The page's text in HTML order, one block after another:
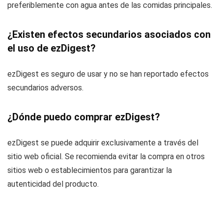
preferiblemente con agua antes de las comidas principales.
¿Existen efectos secundarios asociados con
el uso de ezDigest?
ezDigest es seguro de usar y no se han reportado efectos
secundarios adversos.
¿Dónde puedo comprar ezDigest?
ezDigest se puede adquirir exclusivamente a través del
sitio web oficial. Se recomienda evitar la compra en otros
sitios web o establecimientos para garantizar la
autenticidad del producto.